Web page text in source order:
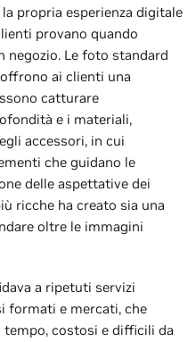
propria esperienza digitale
provano quando
Le foto standard
ai clienti una
catturare
e i materiali,
accessori, in cui
che guidano le
delle aspettative dei
ricche ha creato sia una
oltre le immagini
a ripetuti servizi
formati e mercati, che
costosi e difficili da